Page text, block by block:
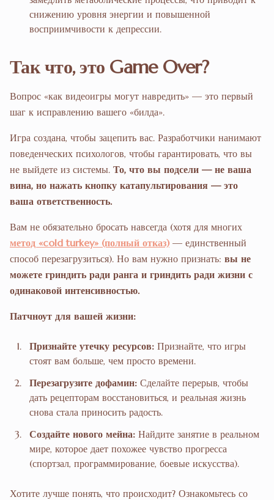
снижению уровня энергии и повышенной
восприимчивости к депрессии.
Так что, это Game Over?
Вопрос «как видеоигры могут навредить» — это первый
шаг к исправлению вашего «билда».
Игра создана, чтобы зацепить вас. Разработчики нанимают
поведенческих психологов, чтобы гарантировать, что вы
не выйдете из системы. То, что вы подсели — не ваша
вина, но нажать кнопку катапультирования — это
ваша ответственность.
Вам не обязательно бросать навсегда (хотя для многих
метод «cold turkey» (полный отказ)— единственный
способ перезагрузиться). Но вам нужно признать: вы не
можете гриндить ради ранга и гриндить ради жизни с
одинаковой интенсивностью.
Патчноут для вашей жизни:
Признайте утечку ресурсов: Признайте, что игры
стоят вам больше, чем просто времени.
Перезагрузите дофамин: Сделайте перерыв, чтобы
дать рецепторам восстановиться, и реальная жизнь
снова стала приносить радость.
Создайте нового мейна: Найдите занятие в реальном
мире, которое дает похожее чувство прогресса
(спортзал, программирование, боевые искусства).
Хотите лучше понять, что происходит? Ознакомьтесь со